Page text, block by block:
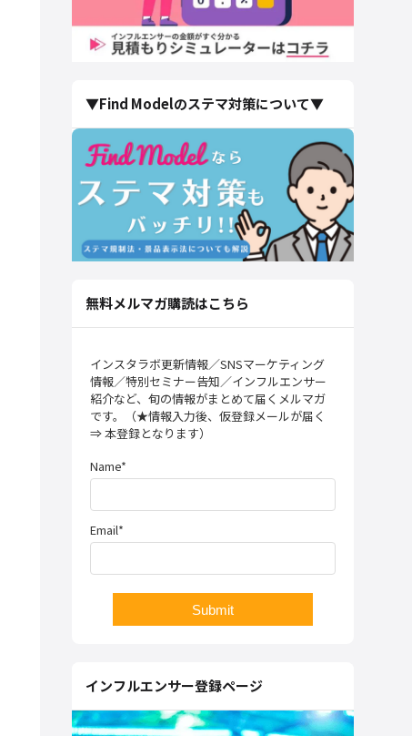
▼Find Modelのステマ対策について▼
無料メルマガ購読はこちら
インスタラボ更新情報／SNSマーケティング
情報／特別セミナー告知／インフルエンサー
紹介など、旬の情報がまとめて届くメルマガ
です。（★情報入力後、仮登録メールが届く
⇒ 本登録となります）
Name*
Email*
インフルエンサー登録ページ